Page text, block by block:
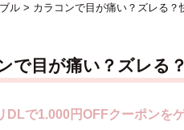
ル > カラコンで目が痛い？ズレる
で目が痛い？ズレる
DLで1.000円OFFクーポンを